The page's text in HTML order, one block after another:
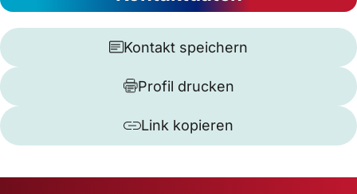
Kontakt speichern
Profil drucken
Link kopieren